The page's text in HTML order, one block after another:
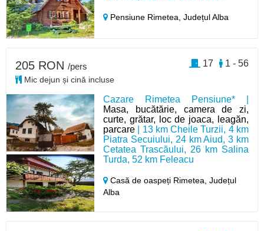
Pensiune Rimetea,Județul Alba
Cazare Rimetea Pensiune* |
Masa, bucătărie, camera de zi,
curte, grătar, loc de joaca, leagăn,
parcare | 13 km Cheile Turzii, 4 km
Piatra Secuiului, 24 km Aiud, 3 km
Cetatea Trascăului, 26 km Salina
Turda, 52 km Feleacu
Casă de oaspeți Rimetea,Județul
Alba
205 RON /pers
Mic dejun și cină incluse
1 - 56
17